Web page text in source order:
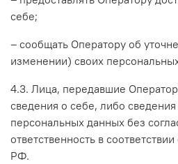
себе;
– сообщать Оператору об
изменении) своих
4.3. Лица, передавшие
сведения о себе, либо
персональных данных без
ответственность в
РФ.